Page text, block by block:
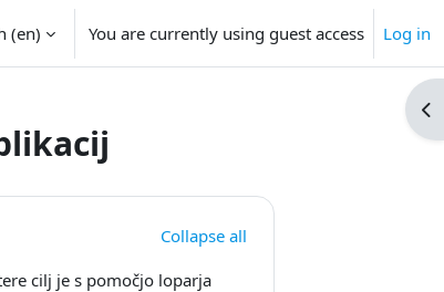
‎(en)‎ You are currently using guest access Log in
Collapse all
cilj je s pomočjo loparja